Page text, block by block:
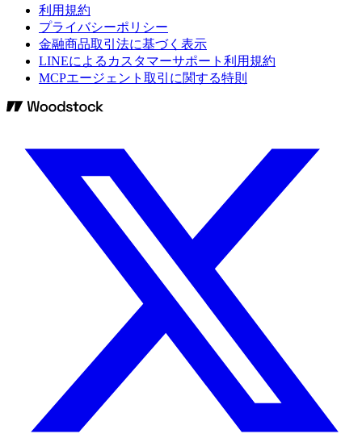
利用規約
プライバシーポリシー
金融商品取引法に基づく表示
LINEによるカスタマーサポート利用規約
MCPエージェント取引に関する特則